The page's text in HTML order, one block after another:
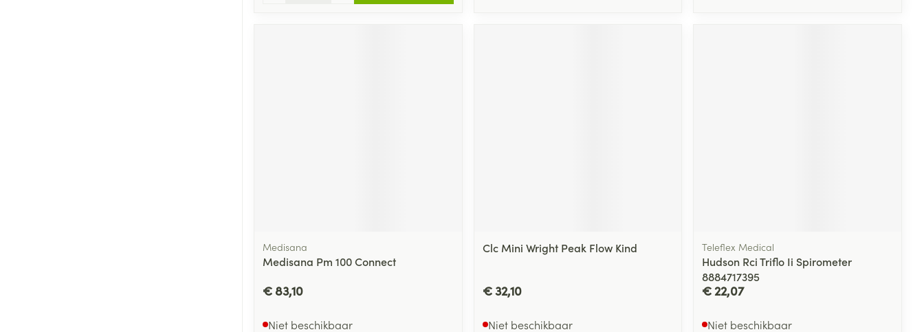
Medisana
Medisana Pm 100 Connect
€ 83,10
Niet beschikbaar
Clc Mini Wright Peak Flow Kind
€ 32,10
Niet beschikbaar
Teleflex Medical
Hudson Rci Triflo Ii Spirometer
8884717395
€ 22,07
Niet beschikbaar